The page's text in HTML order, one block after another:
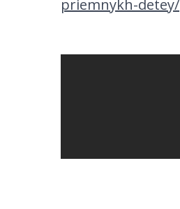
priemnykh-detey/